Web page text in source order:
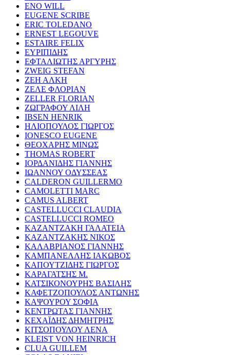
ENO WILL
EUGENE SCRIBE
ERIC TOLEDANO
ERNEST LEGOUVE
ESTAIRE FELIX
ΕΥΡΙΠΙΔΗΣ
ΕΦΤΑΛΙΩΤΗΣ ΑΡΓΥΡΗΣ
ZWEIG STEFAN
ΖΕΗ ΑΛΚΗ
ΖΕΛΕ ΦΛΟΡΙΑΝ
ZELLER FLORIAN
ΖΩΓΡΑΦΟΥ ΛΙΛΗ
IBSEN HENRIK
ΗΛΙΟΠΟΥΛΟΣ ΓΙΩΡΓΟΣ
IONESCO EUGENE
ΘΕΟΧΑΡΗΣ ΜΙΝΩΣ
THOMAS ROBERT
ΙΟΡΔΑΝΙΔΗΣ ΓΙΑΝΝΗΣ
ΙΩΑΝΝΟΥ ΟΔΥΣΣΕΑΣ
CALDERON GUILLERMO
CAMOLETTI MARC
CAMUS ALBERT
CASTELLUCCI CLAUDIA
CASTELLUCCI ROMEO
ΚΑΖΑΝΤΖΑΚΗ ΓΑΛΑΤΕΙΑ
ΚΑΖΑΝΤΖΑΚΗΣ ΝΙΚΟΣ
ΚΑΛΑΒΡΙΑΝΟΣ ΓΙΑΝΝΗΣ
ΚΑΜΠΑΝΕΛΛΗΣ ΙΑΚΩΒΟΣ
ΚΑΠΟΥΤΖΙΔΗΣ ΓΙΩΡΓΟΣ
ΚΑΡΑΓΑΤΣΗΣ Μ.
ΚΑΤΣΙΚΟΝΟΥΡΗΣ ΒΑΣΙΛΗΣ
ΚΑΦΕΤΖΟΠΟΥΛΟΣ ΑΝΤΩΝΗΣ
ΚΑΨΟΥΡΟΥ ΣΟΦΙΑ
ΚΕΝΤΡΩΤΑΣ ΓΙΑΝΝΗΣ
ΚΕΧΑΪΔΗΣ ΔΗΜΗΤΡΗΣ
ΚΙΤΣΟΠΟΥΛΟΥ ΛΕΝΑ
KLEIST VON HEINRICH
CLUA GUILLEM